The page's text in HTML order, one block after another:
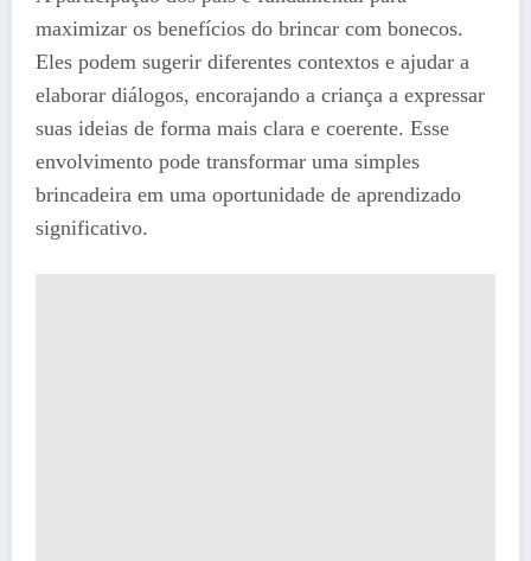
maximizar os benefícios do brincar com bonecos.
Eles podem sugerir diferentes contextos e ajudar a
elaborar diálogos, encorajando a criança a expressar
suas ideias de forma mais clara e coerente. Esse
envolvimento pode transformar uma simples
brincadeira em uma oportunidade de aprendizado
significativo.